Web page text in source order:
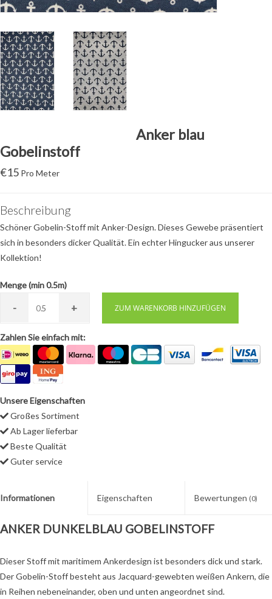
Anker blau
Gobelinstoff
€15 Pro Meter
Beschreibung
Schöner Gobelin-Stoff mit Anker-Design. Dieses Gewebe präsentiert
sich in besonders dicker Qualität. Ein echter Hingucker aus unserer
Kollektion!
Menge (min 0.5m)
- 0. + ZUM WARENKORB HINZUFÜGEN
Zahlen Sie einfach mit:
Unsere Eigenschaften
Großes Sortiment
Ab Lager lieferbar
Beste Qualität
Guter service
Informationen Eigenschaften Bewertungen (0)
ANKER DUNKELBLAU GOBELINSTOFF
Dieser Stoff mit maritimem Ankerdesign ist besonders dick und stark.
Der Gobelin-Stoff besteht aus Jacquard-gewebten weißen Ankern, die
in Reihen nebeneinander, oben und unten angeordnet sind.